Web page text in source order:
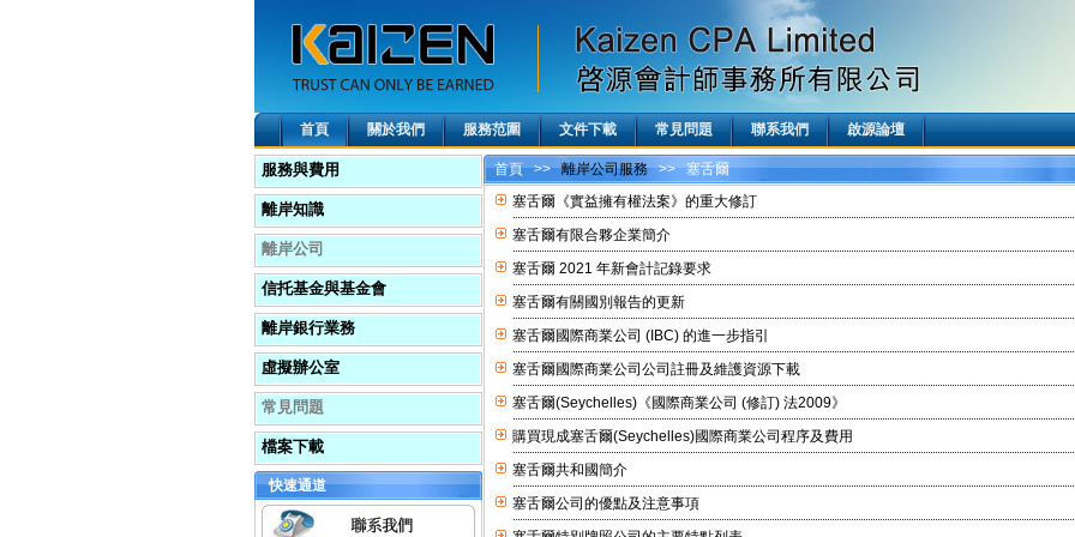
首頁 關於我們 服務范圍 文件下載 常見問題 聯系我們 啟源論壇
服務與費用
離岸知識
離岸公司
信托基金與基金會
離岸銀行業務
虛擬辦公室
常見問題
檔案下載
快速通道
首頁>>離岸公司服務>> 塞舌爾
塞舌爾《實益擁有權法案》的重大修訂
塞舌爾有限合夥企業簡介
塞舌爾 2021 年新會計記錄要求
塞舌爾有關國別報告的更新
塞舌爾國際商業公司 (IBC) 的進一步指引
塞舌爾國際商業公司公司註冊及維護資源下載
塞舌爾(Seychelles)《國際商業公司 (修訂) 法2009》
購買現成塞舌爾(Seychelles)國際商業公司程序及費用
塞舌爾共和國簡介
塞舌爾公司的優點及注意事項